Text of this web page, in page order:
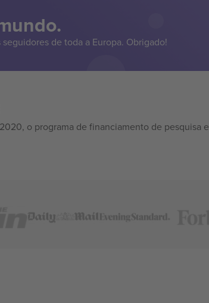
de toda a Europa. Obrigado!
o programa de financiamento de pesquisa e